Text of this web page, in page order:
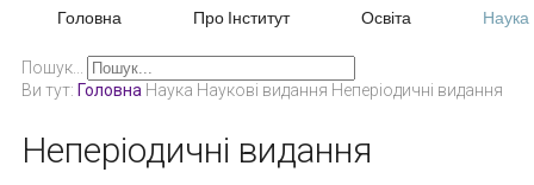
Головна Про Інститут Освіта Наука
Пошук...
Ви тут: Головна Наука Наукові видання Неперіодичні видання
Неперіодичні видання